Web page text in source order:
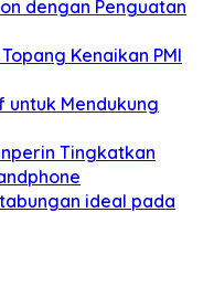
dengan Penguatan
Kenaikan PMI
untuk Mendukung
Tingkatkan
ideal pada